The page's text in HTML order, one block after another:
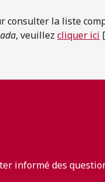
consulter la liste
, veuillez cliquer ici
informé des